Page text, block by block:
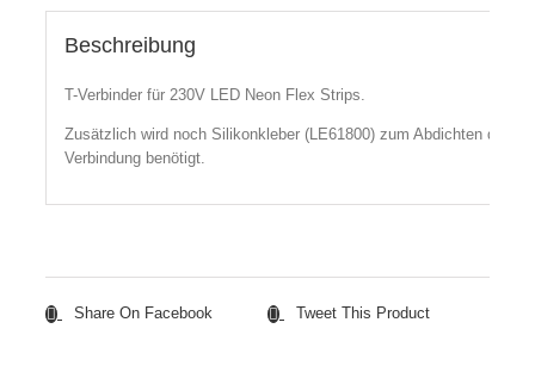
Beschreibung
T-Verbinder für 230V LED Neon Flex Strips.
Zusätzlich wird noch Silikonkleber (LE61800) zum Abdichten der
Verbindung benötigt.
Share On Facebook Tweet This Product